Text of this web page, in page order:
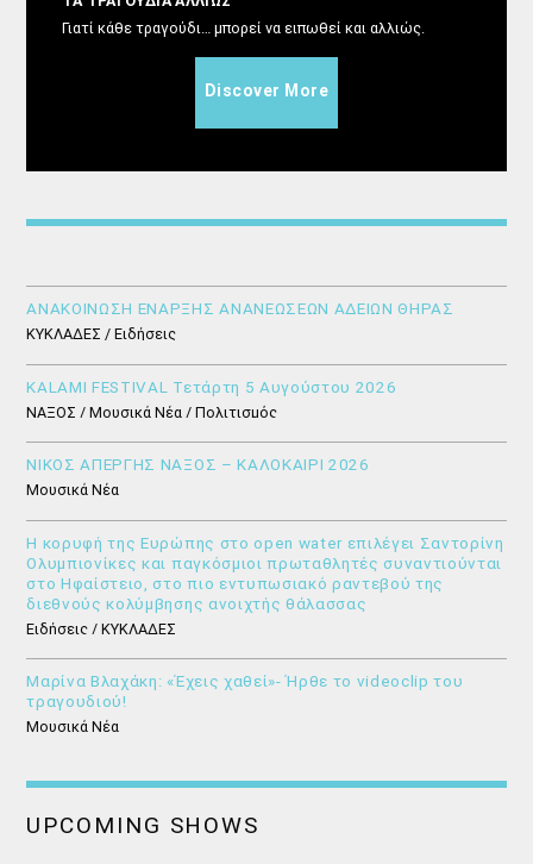
Γιατί κάθε τραγούδι… μπορεί να ειπωθεί και αλλιώς.
Discover More
ΑΝΑΚΟΙΝΩΣΗ ΕΝΑΡΞΗΣ ΑΝΑΝΕΩΣΕΩΝ ΑΔΕΙΩΝ ΘΗΡΑΣ
ΚΥΚΛΑΔΕΣ / Ειδήσεις
KALAMI FESTIVAL Τετάρτη 5 Αυγούστου 2026
ΝΑΞΟΣ / Μουσικά Νέα / Πολιτισμός
ΝΙΚΟΣ ΑΠΕΡΓΗΣ ΝΑΞΟΣ – ΚΑΛΟΚΑΙΡΙ 2026
Μουσικά Νέα
Η κορυφή της Ευρώπης στο open water επιλέγει Σαντορίνη
Ολυμπιονίκες και παγκόσμιοι πρωταθλητές συναντιούνται
στο Ηφαίστειο, στο πιο εντυπωσιακό ραντεβού της
διεθνούς κολύμβησης ανοιχτής θάλασσας
Ειδήσεις / ΚΥΚΛΑΔΕΣ
Μαρίνα Βλαχάκη: «Έχεις χαθεί»- Ήρθε το videoclip του
τραγουδιού!
Μουσικά Νέα
UPCOMING SHOWS